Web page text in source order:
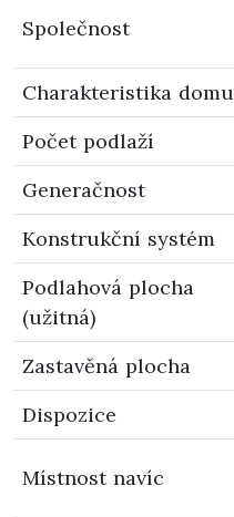
Společnost
Charakteristika domu
Počet podlaží
Generačnost
Konstrukční systém
Podlahová plocha
(užitná)
Zastavěná plocha
Dispozice
Místnost navíc